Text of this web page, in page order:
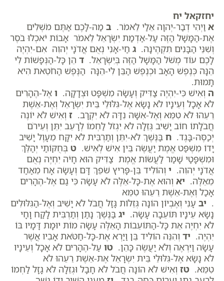
יחזקאל יח
א וַיְהִי דְבַר-יְהוָה אֵלַי לֵאמֹר. ב מַה-לָּכֶם אַתֶּם מֹשְׁלִים
אֶת-הַמָּשָׁל הַזֶּה עַל-אַדְמַת יִשְׂרָאֵל לֵאמֹר אָבוֹת יֹאכְלוּ בֹסֶר
וְשִׁנֵּי הַבָּנִים תִקְהֶינָה. ג חַי-אָנִי נְאֻם אֲדֹנָי יְהוִה אִם-יִהְיֶה
לָכֶם עוֹד מְשֹׁל הַמָּשָׁל הַזֶּה בְּיִשְׂרָאֵל. ד הֵן כָּל-הַנְּפָשׁוֹת לִי
הֵנָּה כְּנֶפֶשׁ הָאָב וּכְנֶפֶשׁ הַבֵּן לִי-הֵנָּה הַנֶּפֶשׁ הַחֹטֵאת הִיא
תָמוּת.
ה וְאִישׁ כִּי-יִהְיֶה צַדִּיק וְעָשָׂה מִשְׁפָּט וּצְדָקָה. ו אֶל-הֶהָרִים
לֹא אָכָל וְעֵינָיו לֹא נָשָׂא אֶל-גִּלּוּלֵי בֵּית יִשְׂרָאֵל וְאֶת-אֵשֶׁת
רֵעֵהוּ לֹא טִמֵּא וְאֶל-אִשָּׁה נִדָּה לֹא יִקְרָב. ז וְאִישׁ לֹא יוֹנֶה
חֲבֹלָתוֹ חוֹב יָשִׁיב גְּזֵלָה לֹא יִגְזֹל לַחְמוֹ לְרָעֵב יִתֵּן וְעֵירֹם
יְכַסֶּה-בָּגֶד. ח בַּנֶּשֶׁךְ לֹא-יִתֵּן וְתַרְבִּית לֹא יִקָּח מֵעָוֶל יָשִׁיב
יָדוֹ מִשְׁפַּט אֱמֶת יַעֲשֶׂה בֵּין אִישׁ לְאִישׁ. ט בְּחֻקּוֹתַי יְהַלֵּךְ
וּמִשְׁפָּטַי שָׁמַר לַעֲשׂוֹת אֱמֶת צַדִּיק הוּא חָיֹה יִחְיֶה נְאֻם
אֲדֹנָי יְהוִה. י וְהוֹלִיד בֵּן-פָּרִיץ שֹׁפֵךְ דָּם וְעָשָׂה אָח מֵאַחַד
מֵאֵלֶּה. יא וְהוּא אֶת-כָּל-אֵלֶּה לֹא עָשָׂה כִּי גַם אֶל-הֶהָרִים
אָכַל וְאֶת-אֵשֶׁת רֵעֵהוּ טִמֵּא
. יב עָנִי וְאֶבְיוֹן הוֹנָה גְּזֵלוֹת גָּזָל חֲבֹל לֹא יָשִׁיב וְאֶל-הַגִּלּוּלִים
נָשָׂא עֵינָיו תּוֹעֵבָה עָשָׂה. יג בַּנֶּשֶׁךְ נָתַן וְתַרְבִּית לָקַח וָחָי
לֹא יִחְיֶה אֵת כָּל-הַתּוֹעֵבוֹת הָאֵלֶּה עָשָׂה מוֹת יוּמָת דָּמָיו בּוֹ
יִהְיֶה. יד וְהִנֵּה הוֹלִיד בֵּן וַיַּרְא אֶת-כָּל-חַטֹּאת אָבִיו אֲשֶׁר
עָשָׂה וַיִּרְאֶה וְלֹא יַעֲשֶׂה כָּהֵן. טו עַל-הֶהָרִים לֹא אָכָל וְעֵינָיו
לֹא נָשָׂא אֶל-גִּלּוּלֵי בֵּית יִשְׂרָאֵל אֶת-אֵשֶׁת רֵעֵהוּ לֹא
טִמֵּא. טז וְאִישׁ לֹא הוֹנָה חֲבֹל לֹא חָבָל וּגְזֵלָה לֹא גָזָל לַחְמוֹ